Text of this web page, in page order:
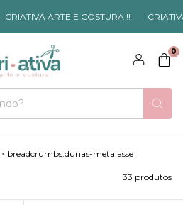
E COSTURA !! CRIATIVA ARTE E
0
> breadcrumbs.dunas-metalasse
33 produtos